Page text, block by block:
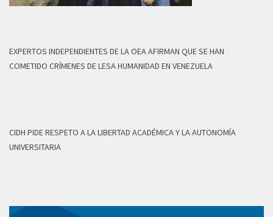
EXPERTOS INDEPENDIENTES DE LA OEA AFIRMAN QUE SE HAN
COMETIDO CRÍMENES DE LESA HUMANIDAD EN VENEZUELA
CIDH PIDE RESPETO A LA LIBERTAD ACADÉMICA Y LA AUTONOMÍA
UNIVERSITARIA